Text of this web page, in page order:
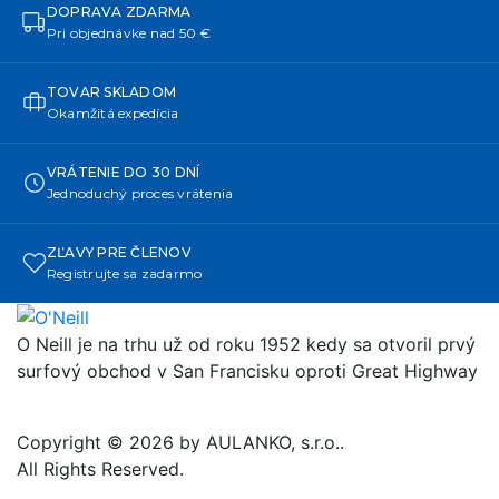
DOPRAVA ZDARMA
Pri objednávke nad 50 €
TOVAR SKLADOM
Okamžitá expedícia
VRÁTENIE DO 30 DNÍ
Jednoduchý proces vrátenia
ZĽAVY PRE ČLENOV
Registrujte sa zadarmo
O Neill je na trhu už od roku 1952 kedy sa otvoril prvý
surfový obchod v San Francisku oproti Great Highway
Copyright © 2026 by AULANKO, s.r.o..
All Rights Reserved.